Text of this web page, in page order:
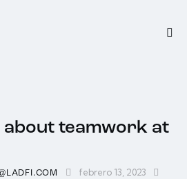
about teamwork at
febrero 13, 2023